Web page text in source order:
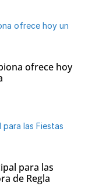
ofrece hoy
para las
de Regla